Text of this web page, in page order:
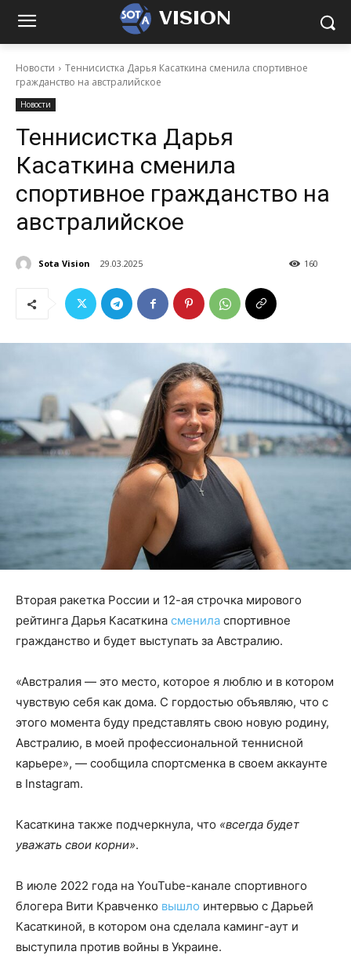
VISION
Новости
Теннисистка Дарья Касаткина сменила спортивное
гражданство на австралийское
Новости
Теннисистка Дарья
Касаткина сменила
спортивное гражданство на
австралийское
Sota Vision 29.03.2025 160
Вторая ракетка России и 12-ая строчка мирового
рейтинга Дарья Касаткина сменила спортивное
гражданство и будет выступать за Австралию.
«Австралия — это место, которое я люблю и в котором
чувствую себя как дома. С гордостью объявляю, что с
этого момента буду представлять свою новую родину,
Австралию, в моей профессиональной теннисной
карьере», — сообщила спортсменка в своем аккаунте
в Instagram.
Касаткина также подчеркнула, что «всегда будет
уважать свои корни».
В июле 2022 года на YouTube-канале спортивного
блогера Вити Кравченко вышло интервью с Дарьей
Касаткиной, в котором она сделала каминг-аут и
выступила против войны в Украине.